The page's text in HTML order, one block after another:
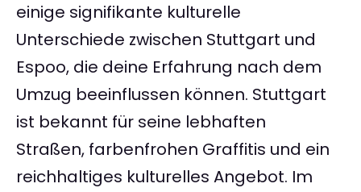
einige signifikante kulturelle
Unterschiede zwischen Stuttgart und
Espoo, die deine Erfahrung nach dem
Umzug beeinflussen können. Stuttgart
ist bekannt für seine lebhaften
Straßen, farbenfrohen Graffitis und ein
reichhaltiges kulturelles Angebot. Im